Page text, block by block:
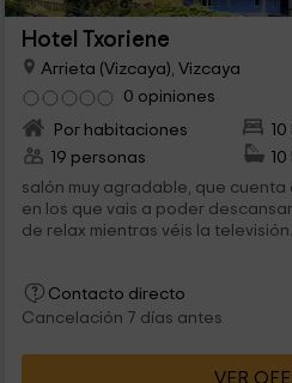
Hotel Txoriene
Arrieta (Vizcaya), Vizcaya
0 opiniones
Por habitaciones
19 personas
salón muy agradable, que cuenta
en los que vais a poder
Contacto directo
Cancelación 7 días antes
VER